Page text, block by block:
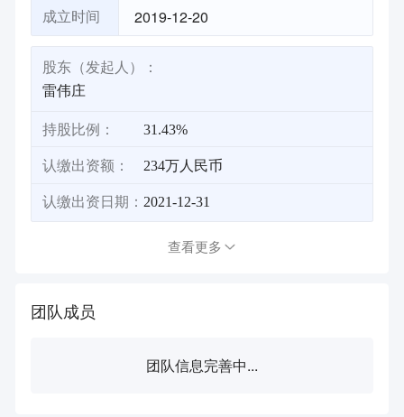
成立时间 2019-12-20
股东（发起人）：
雷伟庄
持股比例： 31.43%
认缴出资额： 234万人民币
认缴出资日期： 2021-12-31
查看更多
团队成员
团队信息完善中...